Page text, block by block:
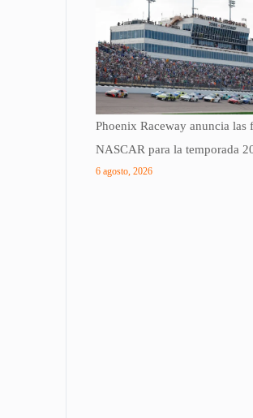
Phoenix Raceway anuncia las
NASCAR para la temporada
6 agosto, 2026